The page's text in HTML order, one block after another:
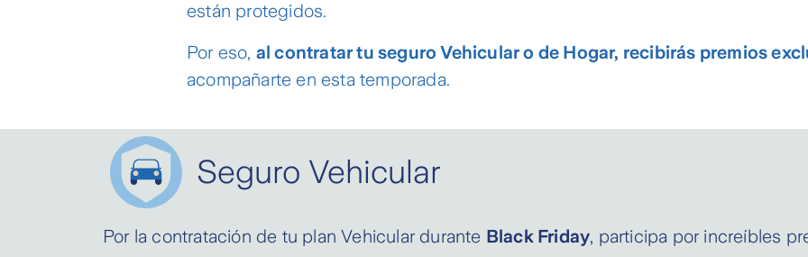
están protegidos.
Por eso, al contratar tu seguro Vehicular o de Hogar, recibirás premios
acompañarte en esta temporada.
Seguro Vehicular
Por la contratación de tu plan Vehicular durante Black Friday, participa por increíbles